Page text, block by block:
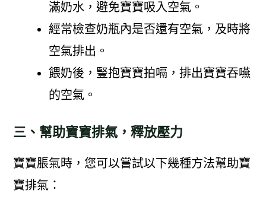
滿奶水，避免寶寶吸入空氣。
經常檢查奶瓶內是否還有空氣，及時將
空氣排出。
餵奶後，豎抱寶寶拍嗝，排出寶寶吞嚥
的空氣。
三、幫助寶寶排氣，釋放壓力
寶寶脹氣時，您可以嘗試以下幾種方法幫助寶
寶排氣：